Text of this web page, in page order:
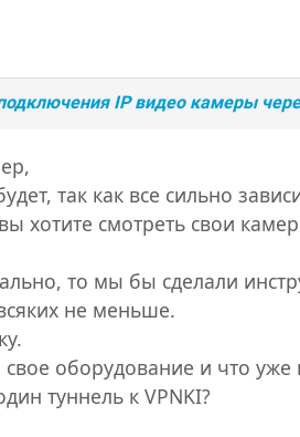
IP видео камеры
так как все сильно
хотите смотреть свои
то мы бы сделали
не меньше.
оборудование и что уже
туннель к VPNKI?